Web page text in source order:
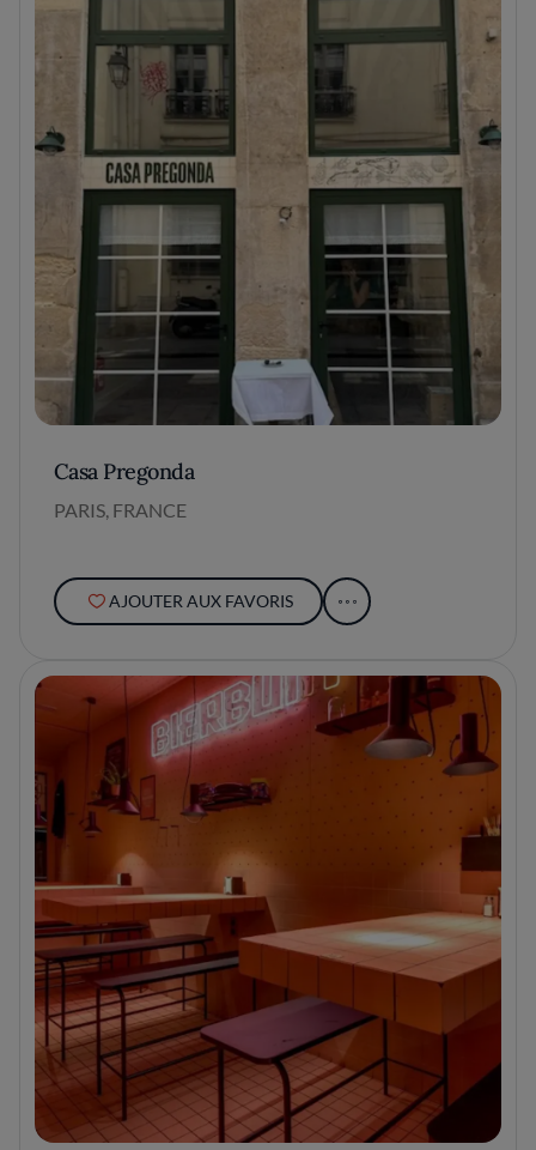
Casa Pregonda
PARIS, FRANCE
AJOUTER AUX FAVORIS